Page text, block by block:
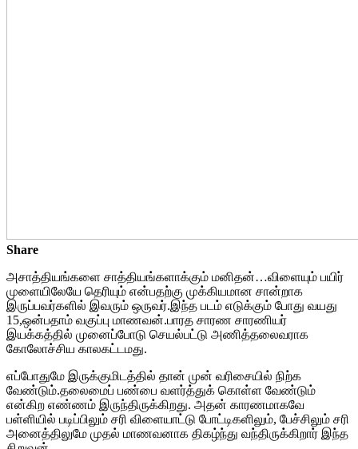
Share
அசாத்தியங்களை சாத்தியங்களாக்கும் மனிதன்…விளையும் பயிர்
முளையிலேயே தெரியும் என்பதற்கு முக்கியமான சான்றாக
இருப்பவர்களில் இவரும் ஒருவர்.இந்த படம் எடுக்கும் போது வயது
15,ஒன்பதாம் வகுப்பு மாணவன்.பாரத சாரண சாரணியர்
இயக்கத்தில் முனைப்போடு செயல்பட்டு அணித்தலைவராக
கோலோச்சிய காலகட்டமது.
எப்போதுமே இருக்குமிடத்தில் தான் முன் வரிசையில் நிற்க
வேண்டும்.தலைமைப் பண்பை வளர்த்துக் கொள்ள வேண்டும்
என்கிற எண்ணம் இருந்திருக்கிறது. அதன் காரணமாகவே
பள்ளியில் படிப்பிலும் சரி விளையாட்டு போட்டிகளிலும், பேச்சிலும் சரி
அனைத்திலுமே முதல் மாணவனாக திகழ்ந்து வந்திருக்கிறார் இந்த